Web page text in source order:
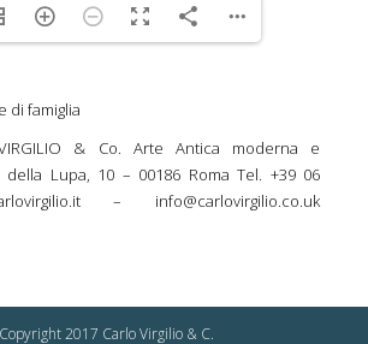
di famiglia
VIRGILIO & Co. Arte Antica moderna e
Lupa, 10 – 00186 Roma Tel. +39 06
– info@carlovirgilio.co.uk
2017 Carlo Virgilio & C.